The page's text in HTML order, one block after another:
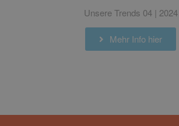
Unsere Trends 04 | 2024
Mehr Info hier